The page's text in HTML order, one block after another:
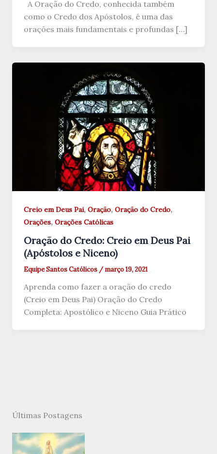
A Oração do Credo, conhecida também
como o Credo dos Apóstolos, é uma das
orações mais fundamentais e profundas […]
Creio em Deus Pai, Oração, Oração do Credo,
Orações, Orações Católicas
Oração do Credo: Creio em Deus Pai
(Apóstolos e Niceno)
Equipe Santos Católicos / março 19, 2021
Aprenda como fazer a oração do credo
(Creio em Deus Pai) Oração do Credo
Completa: Apostólico e Niceno Guia Prático
Últimas Postagens